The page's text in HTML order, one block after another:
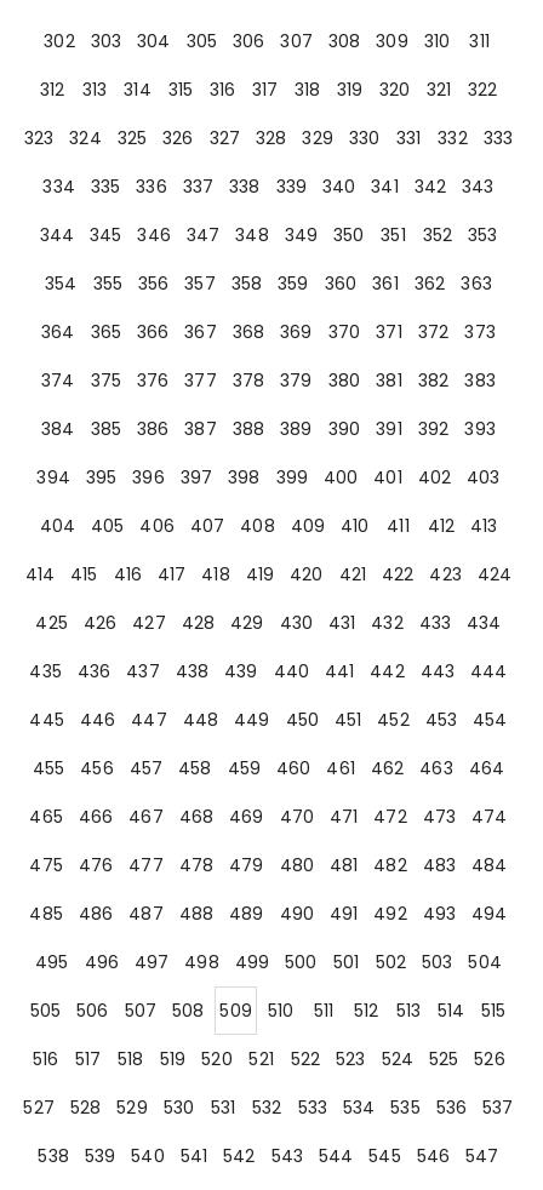
302
303 304 305 306 307 308 309 310
311
312
313 314 315 316 317 318 319 320 321
322
323
324 325 326 327 328 329 330 331 332
333
334
335 336 337 338 339 340 341 342
343
344
345 346 347 348 349 350 351 352
353
354
355 356 357 358 359 360 361 362
363
364
365 366 367 368 369 370 371 372
373
374
375 376 377 378 379 380 381 382
383
384
385 386 387 388 389 390 391 392
393
394
395 396 397 398 399 400 401 402
403
404
405 406 407 408 409 410 411 412
413
414
415 416 417 418 419 420 421 422 423
424
425
426 427 428 429 430 431 432 433
434
435
436 437 438 439 440 441 442 443
444
445
446 447 448 449 450 451 452 453
454
455
456 457 458 459 460 461 462 463
464
465
466 467 468 469 470 471 472 473
474
475
476 477 478 479 480 481 482 483
484
485
486 487 488 489 490 491 492 493
494
495
496 497 498 499 500 501 502 503
504
505
506 507 508 509 510 511 512 513 514
515
516
517 518 519 520 521 522 523 524 525
526
527
528 529 530 531 532 533 534 535 536
537
538
539 540 541 542 543 544 545 546
547